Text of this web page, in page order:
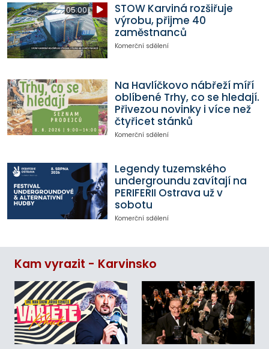
05:00
STOW Karviná rozšiřuje
výrobu, přijme 40
zaměstnanců
Komerční sdělení
Na Havlíčkovo nábřeží míří
oblíbené Trhy, co se hledají.
Přivezou novinky i více než
čtyřicet stánků
Komerční sdělení
Legendy tuzemského
undergroundu zavítají na
PERIFERII Ostrava už v
sobotu
Komerční sdělení
Kam vyrazit - Karvinsko